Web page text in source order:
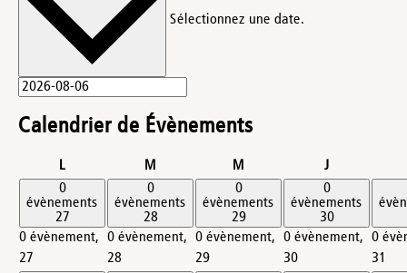
Sélectionnez une date.
Calendrier de Évènements
Llundi M M Jjeudi
0
évènements
27
0 évènement,
27
0
évènements
28
0 évènement,
28
0
évènements
29
0 évènement,
29
0
évènements
30
0 évènement,
30
0
31